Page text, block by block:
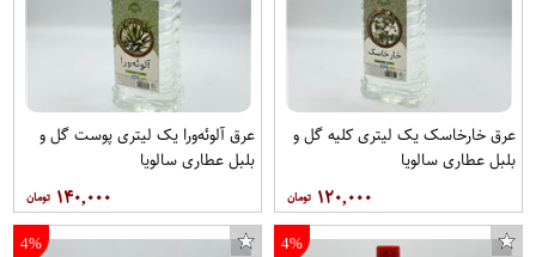
عرق خارخاسک یک لیتری کلیه گل و
بلبل عطاری سالویا
۱۲۰,۰۰۰
عرق آلوئه‌ورا یک لیتری پوست گل و
بلبل عطاری سالویا
۱۴۰,۰۰۰
4%
4%